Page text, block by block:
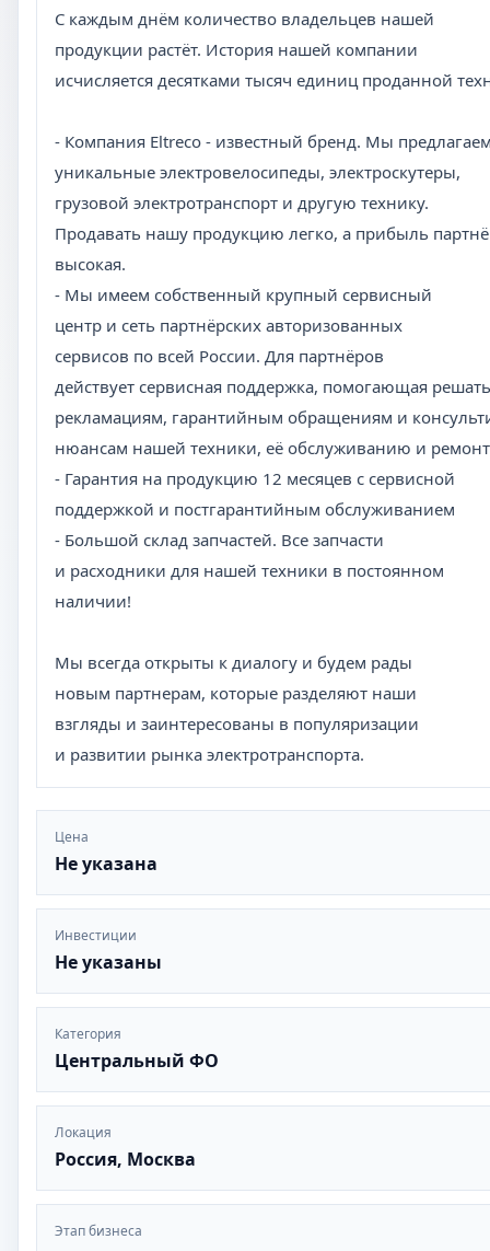
С каждым днём количество владельцев нашей
продукции растёт. История нашей компании
исчисляется десятками тысяч единиц проданной
- Компания Eltreco - известный бренд. Мы
уникальные электровелосипеды, электроскутеры,
грузовой электротранспорт и другую технику.
Продавать нашу продукцию легко, а прибыль
высокая.
- Мы имеем собственный крупный сервисный
центр и сеть партнёрских авторизованных
сервисов по всей России. Для партнёров
действует сервисная поддержка, помогающая
рекламациям, гарантийным обращениям и
нюансам нашей техники, её обслуживанию и
- Гарантия на продукцию 12 месяцев с сервисной
поддержкой и постгарантийным обслуживанием
- Большой склад запчастей. Все запчасти
и расходники для нашей техники в постоянном
наличии!
Мы всегда открыты к диалогу и будем рады
новым партнерам, которые разделяют наши
взгляды и заинтересованы в популяризации
и развитии рынка электротранспорта.
Цена
Не указана
Инвестиции
Не указаны
Категория
Центральный ФО
Локация
Россия, Москва
Этап бизнеса